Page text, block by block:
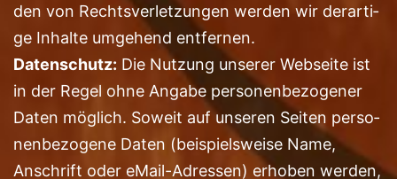
den von Rechts­ver­let­zun­gen wer­den wir der­ar­ti­
ge Inhal­te umge­hend entfernen.
Daten­schutz: Die Nut­zung unse­rer Web­sei­te ist
in der Regel ohne Anga­be per­so­nen­be­zo­ge­ner
Daten mög­lich. Soweit auf unse­ren Sei­ten per­so­
nen­be­zo­ge­ne Daten (bei­spiels­wei­se Name,
Anschrift oder eMail-Adres­sen) erho­ben wer­den,